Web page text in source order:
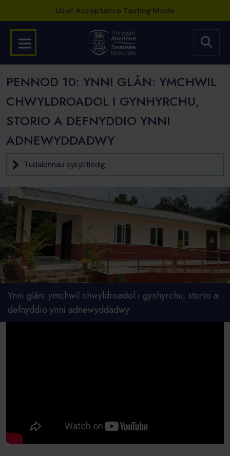
PENNOD 10: YNNI GLÂN: YMCHWIL
CHWYLDROADOL I GYNHYRCHU,
STORIO A DEFNYDDIO YNNI
ADNEWYDDADWY
Tudalennau cysylltiedig
Ynni glân: ymchwil chwyldroadol i gynhyrchu, storio a
defnyddio ynni adnewyddadwy